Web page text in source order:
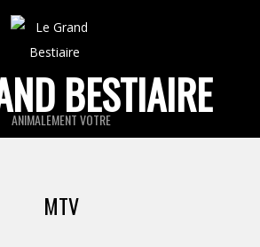
BESTIAIRE
ANIMALEMENT VOTRE
MTV